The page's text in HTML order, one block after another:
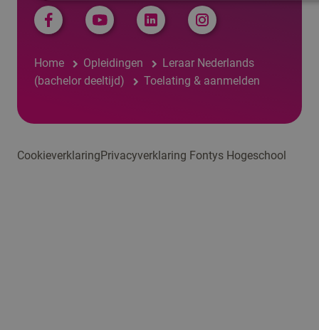
Home Opleidingen
Leraar Nederlands
(bachelor deeltijd)
Toelating & aanmelden
CookieverklaringPrivacyverklaring Fontys Hogeschool